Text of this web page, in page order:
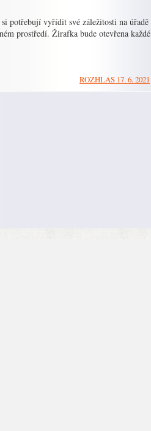
potřebují vyřídit své záležitosti na úřadě
prostředí. Žirafka bude otevřena každé
ROZHLAS 17. 6. 2021